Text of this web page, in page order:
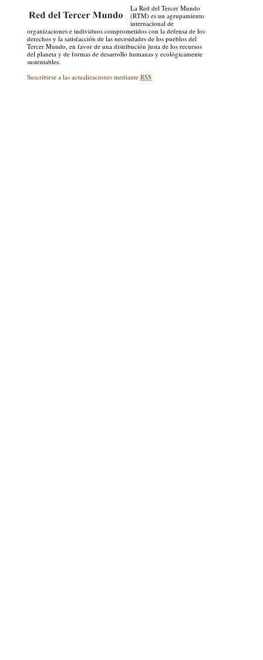
La Red del Tercer Mundo
(RTM) es un agrupamiento
internacional de
organizaciones e individuos comprometidos con la defensa de los
derechos y la satisfacción de las necesidades de los pueblos del
Tercer Mundo, en favor de una distribución justa de los recursos
del planeta y de formas de desarrollo humanas y ecológicamente
sustentables.
Suscribirse a las actualizaciones medianteRSS